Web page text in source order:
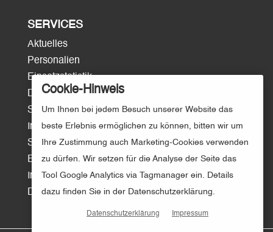
SERVICES
Aktuelles
Personalien
Einsatzstatistik
Download
Surftipps
Intern/Login
Sitemap
E-Mail
Impressum
Datenschutz
Cookie-Hinweis
Um Ihnen bei jedem Besuch unserer Website das
beste Erlebnis ermöglichen zu können, bitten wir um
Ihre Zustimmung auch Marketing-Cookies verwenden
zu dürfen. Wir setzen für die Analyse der Seite das
Tool Google Analytics via Tagmanager ein. Details
dazu finden Sie in der Datenschutzerklärung.
Datenschutzerklärung Impressum